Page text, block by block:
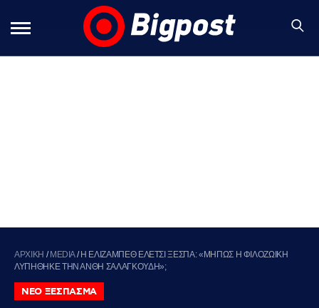
ΑΡΧΙΚΗ / MEDIA/ Η ΕΛΙΖΑΜΠΕΘ ΕΛΕΤΣΙ ΞΕΣΠΑ: «ΜΗΠΩΣ Η ΦΙΛΟΖΩΙΚΗ
ΛΥΠΗΘΗΚΕ ΤΗΝ ΑΝΘΗ ΣΑΛΑΓΚΟΥΔΗ»;
ΝΕΟ ΞΕΣΠΑΣΜΑ